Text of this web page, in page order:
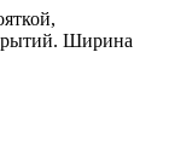
Ширина